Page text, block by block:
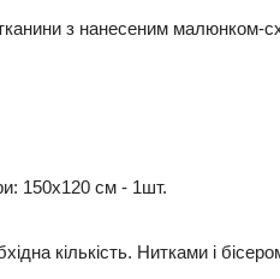
з нанесеним
150х120 см - 1шт.
кількість. Нитками і